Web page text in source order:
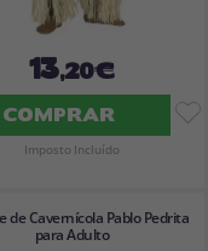
13,20€
COMPRAR
Imposto Incluído
de Cavernícola Pablo Pedrita
para Adulto